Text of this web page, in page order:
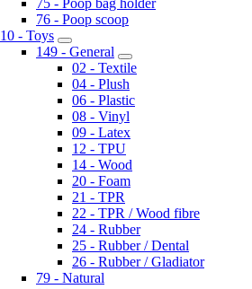
76 - Poop scoop
10 - Toys
149 - General
02 - Textile
04 - Plush
06 - Plastic
08 - Vinyl
09 - Latex
12 - TPU
14 - Wood
20 - Foam
21 - TPR
22 - TPR / Wood fibre
24 - Rubber
25 - Rubber / Dental
26 - Rubber / Gladiator
79 - Natural